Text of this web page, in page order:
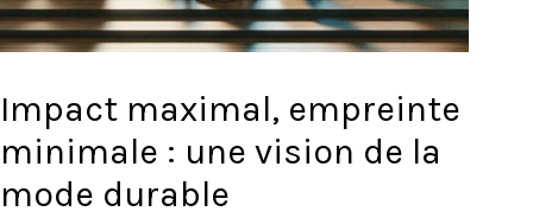
Impact maximal, empreinte
minimale : une vision de la
mode durable